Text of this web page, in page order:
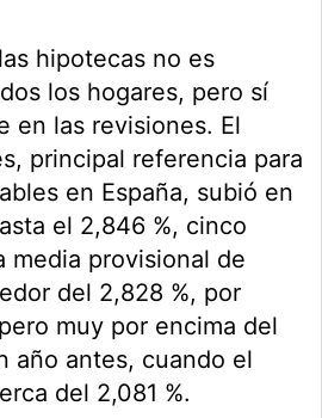
hipotecas no es
los hogares, pero sí
en las revisiones. El
principal referencia para
en España, subió en
el 2,846 %, cinco
media provisional de
del 2,828 %, por
muy por encima del
año antes, cuando el
del 2,081 %.